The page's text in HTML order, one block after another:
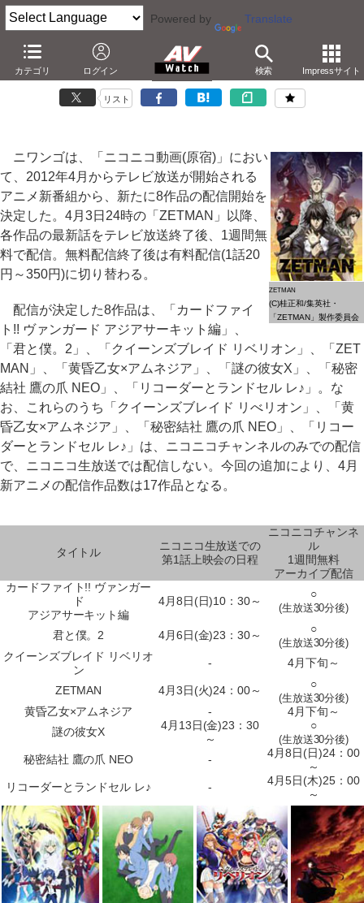
Powered by Translate
カテゴリ ログイン 検索 Impressサイト
ニコ動、4月新アニメの配信に「ZETMAN」など8作品追加
－「謎の彼女X」や「黄昏乙女×アムネジア」も。計17作に
リスト
ZETMAN
(C)桂正和/集英社・
「ZETMAN」製作委員会
ニワンゴは、「ニコニコ動画(原宿)」におい
て、2012年4月からテレビ放送が開始される
アニメ新番組から、新たに8作品の配信開始を
決定した。4月3日24時の「ZETMAN」以降、
各作品の最新話をテレビ放送終了後、1週間無
料で配信。無料配信終了後は有料配信(1話20
円～350円)に切り替わる。
配信が決定した8作品は、「カードファイ
ト!! ヴァンガード アジアサーキット編」、
「君と僕。2」、「クイーンズブレイド リベリオン」、「ZET
MAN」、「黄昏乙女×アムネジア」、「謎の彼女X」、「秘密
結社 鷹の爪 NEO」、「リコーダーとランドセル レ♪」。な
お、これらのうち「クイーンズブレイド リべリオン」、「黄
昏乙女×アムネジア」、「秘密結社 鷹の爪 NEO」、「リコー
ダーとランドセル レ♪」は、ニコニコチャンネルのみでの配信
で、ニコニコ生放送では配信しない。今回の追加により、4月
新アニメの配信作品数は17作品となる。
タイトル
ニコニコ生放送での
第1話上映会の日程
ニコニコチャンネ
ル
1週間無料
アーカイブ配信
カードファイト!! ヴァンガー
ド
アジアサーキット編
4月8日(日)10：30～
○
(生放送30分後)
君と僕。2 4月6日(金)23：30～ ○
(生放送30分後)
クイーンズブレイド リベリオ
ン
- 4月下旬～
ZETMAN 4月3日(火)24：00～ ○
(生放送30分後)
黄昏乙女×アムネジア -
4月下旬～
謎の彼女X
4月13日(金)23：30
～
○
(生放送30分後)
秘密結社 鷹の爪 NEO -
4月8日(日)24：00
～
リコーダーとランドセル レ♪
-
4月5日(木)25：00
～